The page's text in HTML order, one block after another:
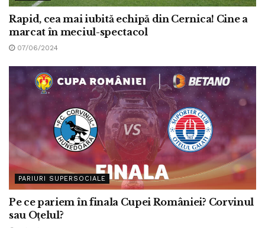
Rapid, cea mai iubită echipă din Cernica! Cine a
marcat în meciul-spectacol
07/06/2024
PARIURI SUPERSOCIALE
Pe ce pariem în finala Cupei României? Corvinul
sau Oțelul?